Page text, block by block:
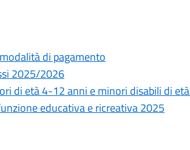
modalità di pagamento
2025/2026
di età 4-12 anni e minori disabili di
educativa e ricreativa 2025